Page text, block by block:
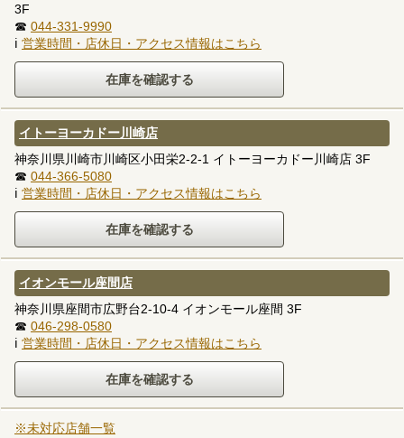
3F
☎ 044-331-9990
ℹ 営業時間・店休日・アクセス情報はこちら
イトーヨーカドー川崎店
神奈川県川崎市川崎区小田栄2-2-1 イトーヨーカドー川崎店 3F
☎ 044-366-5080
ℹ 営業時間・店休日・アクセス情報はこちら
イオンモール座間店
神奈川県座間市広野台2-10-4 イオンモール座間 3F
☎ 046-298-0580
ℹ 営業時間・店休日・アクセス情報はこちら
※未対応店舗一覧